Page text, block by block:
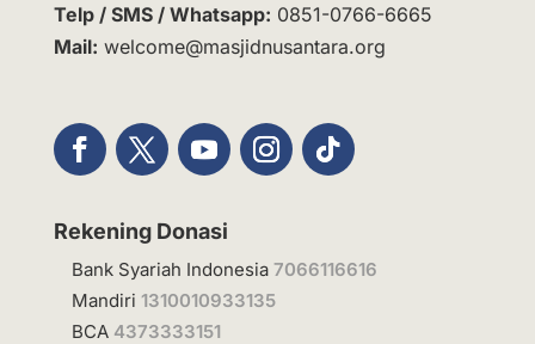
Telp / SMS / Whatsapp: 0851-0766-6665
Mail: welcome@masjidnusantara.org
Rekening Donasi
Bank Syariah Indonesia 7066116616
Mandiri 1310010933135
BCA 4373333151